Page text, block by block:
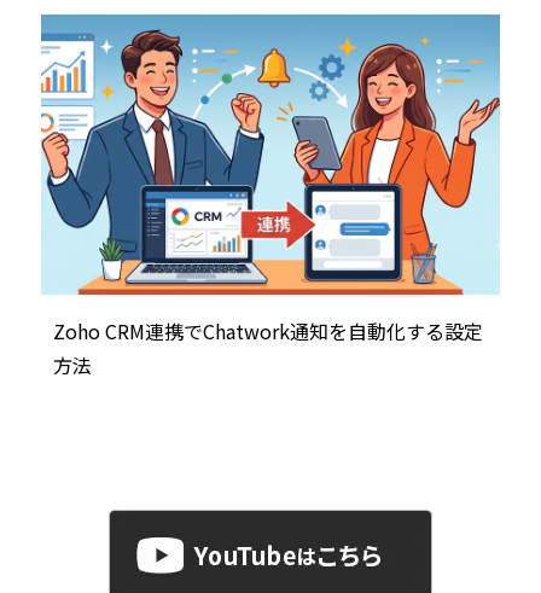
Zoho CRM連携でChatwork通知を自動化する設定
方法